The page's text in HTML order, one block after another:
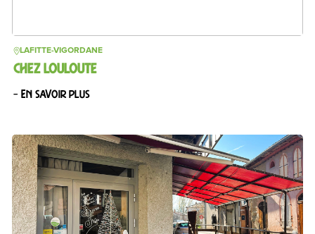
LAFITTE-VIGORDANE
CHEZ LOULOUTE
– En savoir plus